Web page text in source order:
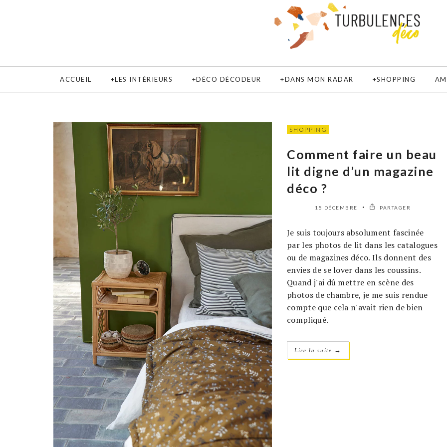
ACCUEIL LES INTÉRIEURS DÉCO DÉCODEUR DANS MON RADAR SHOPPING
SHOPPING
Comment faire un beau
lit digne d’un magazine
déco ?
15 DÉCEMBRE PARTAGER
Je suis toujours absolument fascinée
par les photos de lit dans les catalogues
ou de magazines déco. Ils donnent des
envies de se lover dans les coussins.
Quand j'ai dû mettre en scène des
photos de chambre, je me suis rendue
compte que cela n'avait rien de bien
compliqué.
Lire la suite →